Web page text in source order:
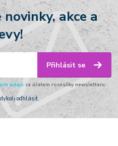
akce a
Přihlásit se
údajů za účelem rozesílky newsletteru.
odhlásit.